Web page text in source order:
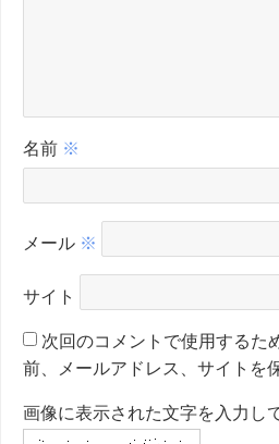
名前 ※
メール ※
サイト
次回のコメントで使用するた
前、メールアドレス、サイトを
画像に表示された文字を入力し